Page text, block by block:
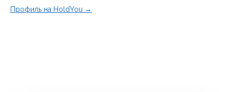
Профиль на HoldYou →